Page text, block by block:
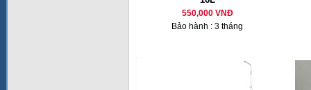
550,000 VNĐ
Bảo hành : 3 tháng